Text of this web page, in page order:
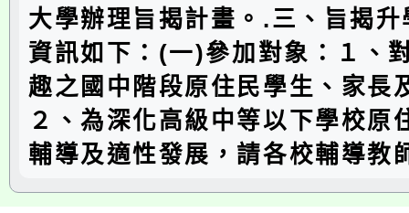
大學辦理旨揭計畫。.三、旨揭
資訊如下：(一)參加對象：１、
趣之國中階段原住民學生、家長
２、為深化高級中等以下學校原
輔導及適性發展，請各校輔導教